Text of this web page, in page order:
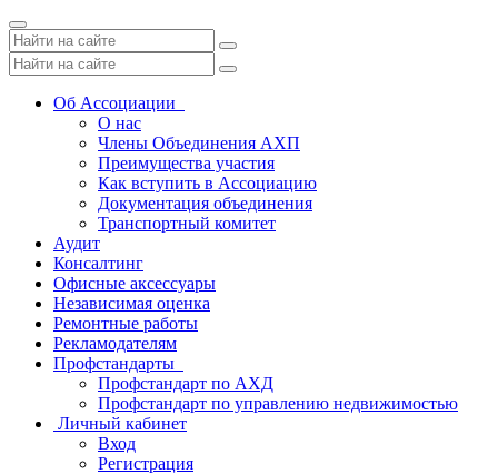
Toggle
navigation
Об Ассоциации
О нас
Члены Объединения АХП
Преимущества участия
Как вступить в Ассоциацию
Документация объединения
Транспортный комитет
Аудит
Консалтинг
Офисные аксессуары
Независимая оценка
Ремонтные работы
Рекламодателям
Профстандарты
Профстандарт по АХД
Профстандарт по управлению недвижимостью
Личный кабинет
Вход
Регистрация